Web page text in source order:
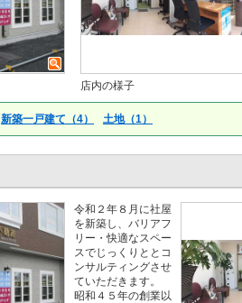
店内の様子
新築一戸建て（4） 土地（1）
令和２年８月に社屋
を新築し、バリアフ
リー・快適なスペー
スでじっくりととコ
ンサルティングさせ
ていただきます。
昭和４５年の創業以